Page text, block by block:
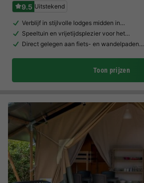
9.5 Uitstekend
Verblijf in stijlvolle lodges midden in…
Speeltuin en vrijetijdsplezier voor het…
Direct gelegen aan fiets- en wandelpaden…
Toon prijzen